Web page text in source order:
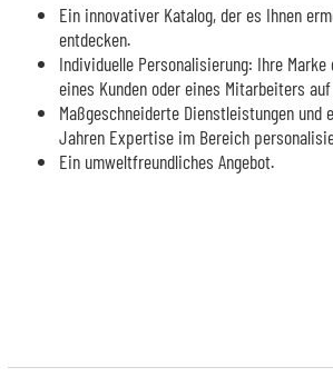
Ein innovativer Katalog, der es Ihnen
entdecken.
Individuelle Personalisierung: Ihre
eines Kunden oder eines Mitarbeiters
Maßgeschneiderte Dienstleistungen
Jahren Expertise im Bereich
Ein umweltfreundliches Angebot.